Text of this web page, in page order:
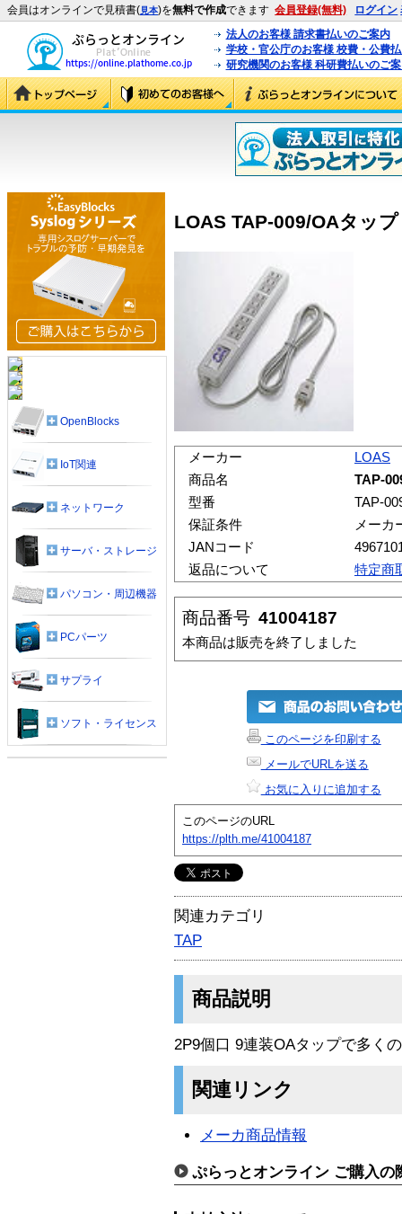
会員はオンラインで見積書(見本)を無料で作成できます 会員登録(無料) ログイン
法人のお客様 請求書払いのご案内
学校・官公庁のお客様 校費・公費
研究機関のお客様 科研費払いのご
LOAS TAP-009/OAタッ
メーカー
LOAS
商品名
TAP-
型番
TAP-
保証条件
メーカ
JANコード
返品について
特定商
商品番号 41004187
本商品は販売を終了しました
このページを印刷する
メールでURLを送る
お気に入りに追加する
このページのURL
https://plth.me/41004187
関連カテゴリ
TAP
商品説明
2P9個口 9連装OAタップで多く
関連リンク
メーカ商品情報
ぷらっとオンライン ご購入の
OpenBlocks
IoT関連
ネットワーク
サーバ・ストレージ
パソコン・周辺機器
PCパーツ
サプライ
ソフト・ライセンス